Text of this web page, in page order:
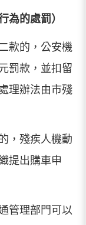
為的處罰）
款的，公安機
罰款，並扣留
理辦法由市殘
，殘疾人機動
提出購車申
管理部門可以